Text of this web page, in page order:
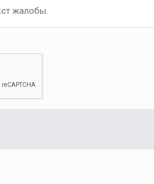
жалобы.